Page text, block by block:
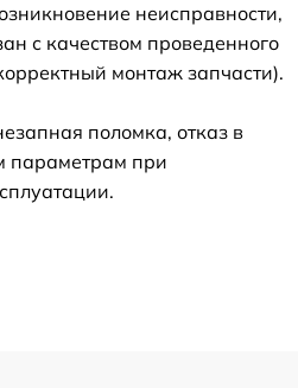
неисправности,
с качеством проведенного
монтаж запчасти).
поломка, отказ в
параметрам при